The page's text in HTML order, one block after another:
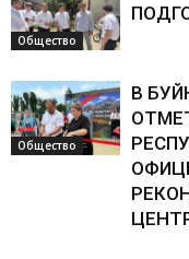
Общество
Общество
В